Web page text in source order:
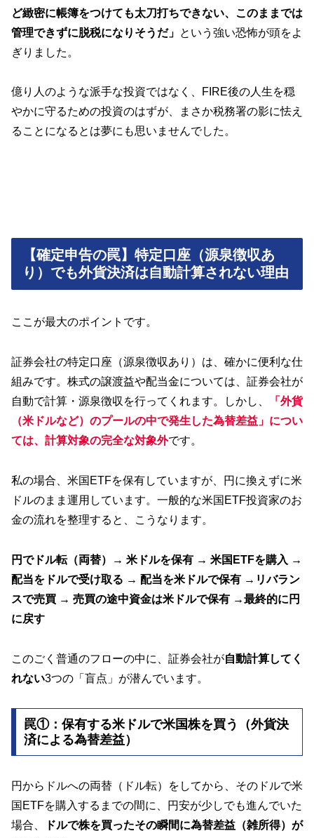
ど緻密に帳簿をつけても太刀打ちできない、このままでは
管理できずに脱税になりそうだ」 という強い恐怖が頭をよ
ぎりました。
億り人のような派手な投資ではなく、FIRE後の人生を穏
やかに守るための投資のはずが、まさか税務署の影に怯え
ることになるとは夢にも思いませんでした。
【確定申告の罠】特定口座（源泉徴収あ
り）でも外貨決済は自動計算されない理由
ここが最大のポイントです。
証券会社の特定口座（源泉徴収あり）は、確かに便利な仕
組みです。株式の譲渡益や配当金については、証券会社が
自動で計算・源泉徴収を行ってくれます。しかし、
「外貨
（米ドルなど）のプールの中で発生した為替差益」につい
ては、計算対象の完全な対象外です。
私の場合、米国ETFを保有していますが、円に換えずに米
ドルのまま運用しています。一般的な米国ETF投資家のお
金の流れを整理すると、こうなります。
円でドル転（両替）→ 米ドルを保有 → 米国ETFを購入 →
配当をドルで受け取る → 配当を米ドルで保有 →リバラン
スで売買 → 売買の途中資金は米ドルで保有 →最終的に円
に戻す
このごく普通のフローの中に、証券会社が自動計算してく
れない3つの「盲点」が潜んでいます。
罠①：保有する米ドルで米国株を買う（外貨決
済による為替差益）
円からドルへの両替（ドル転）をしてから、そのドルで米
国ETFを購入するまでの間に、円安が少しでも進んでいた
場合、
ドルで株を買ったその瞬間に為替差益（雑所得）が